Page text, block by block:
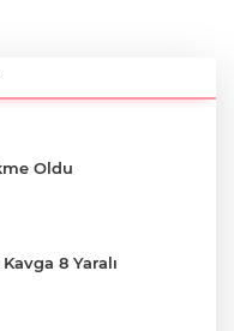
Oldu
8 Yaralı